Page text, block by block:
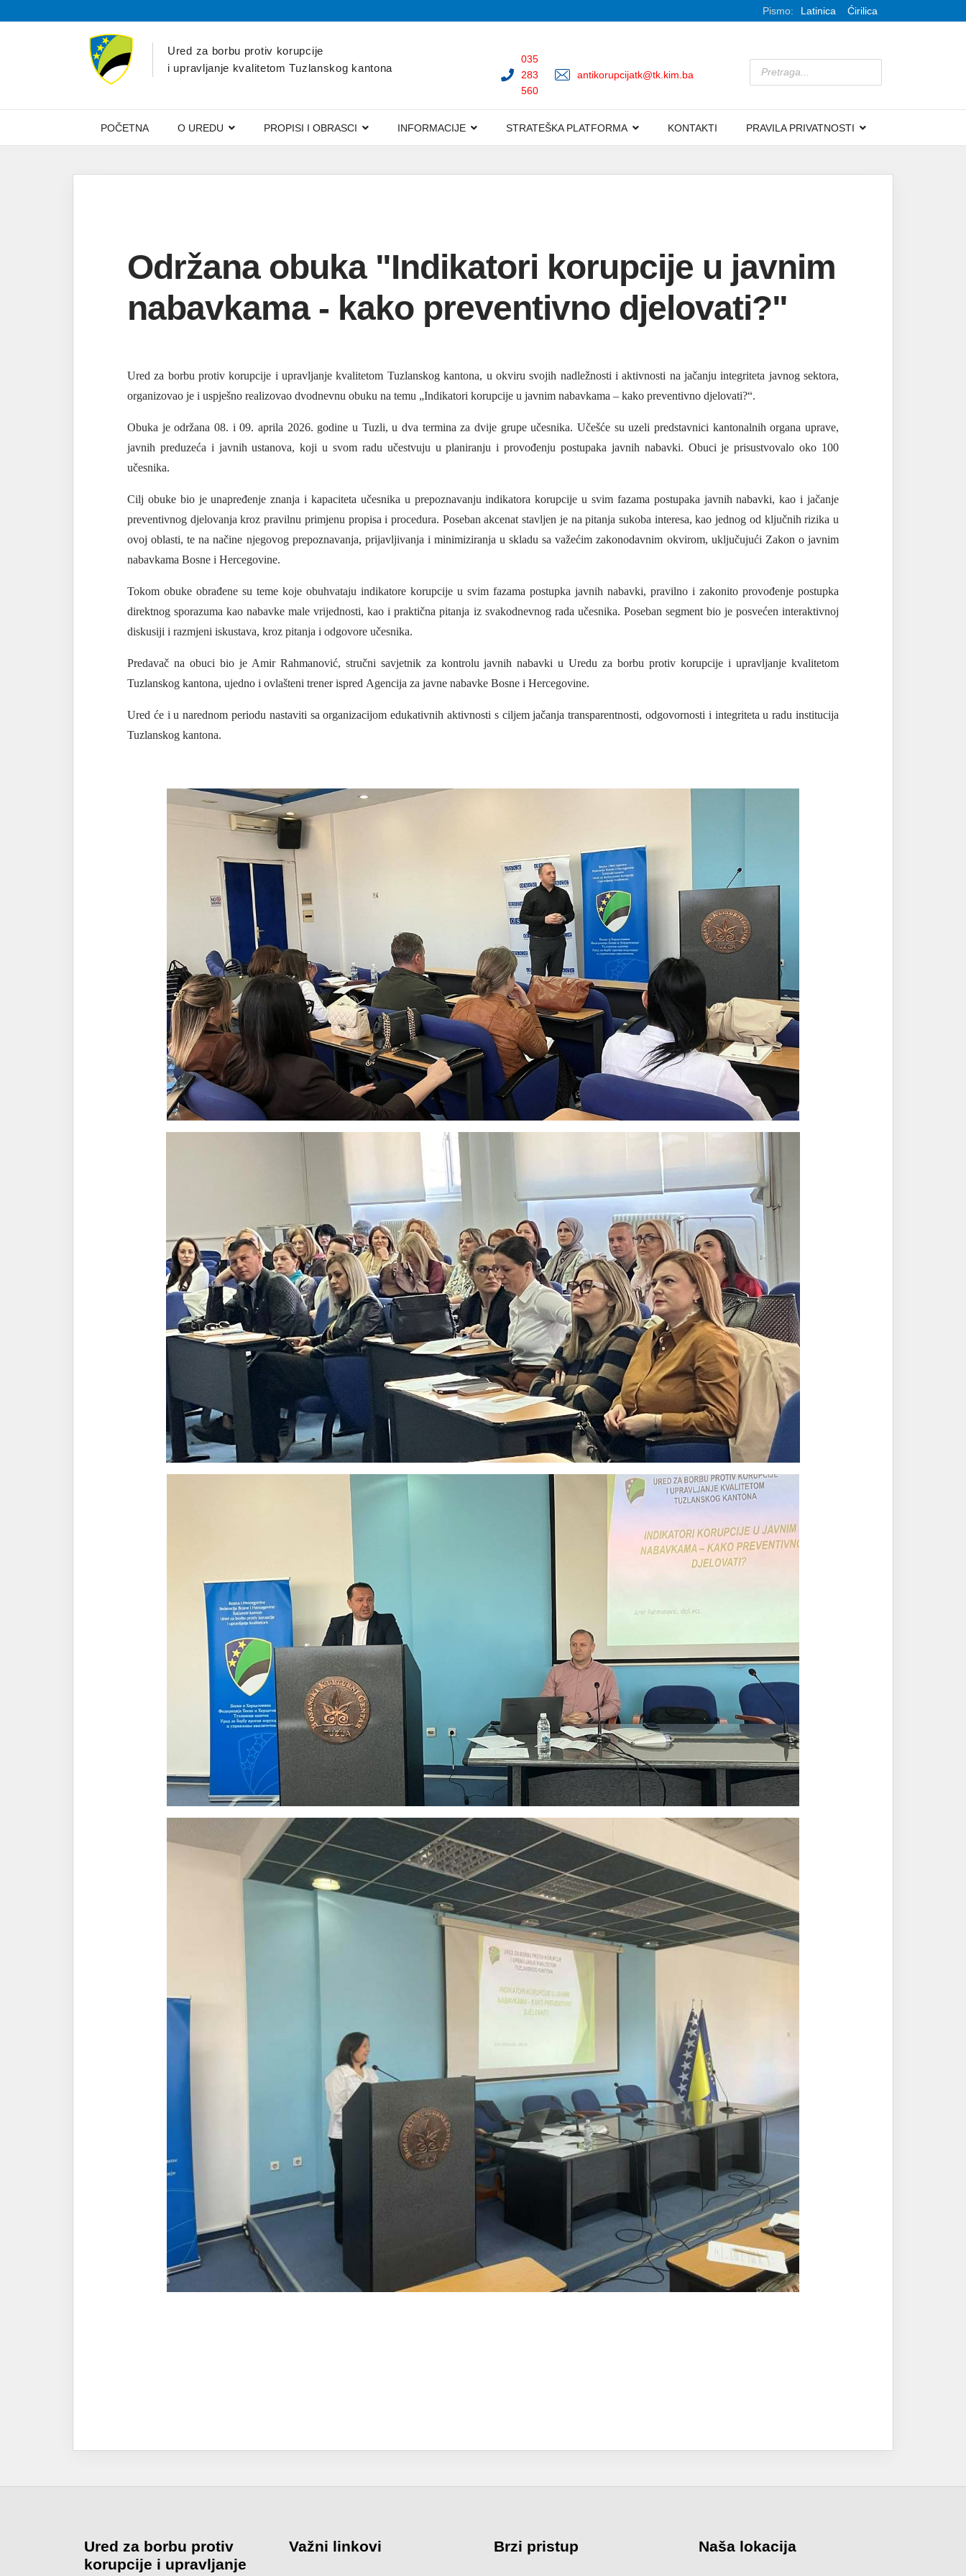
Pismo: Latinica Ćirilica
Ured za borbu protiv korupcije
i upravljanje kvalitetom Tuzlanskog kantona
035
283
560
antikorupcijatk@tk.kim.ba
POČETNA O UREDU PROPISI I OBRASCI INFORMACIJE STRATEŠKA PLATFORMA KONTAKTI PRAVILA PRIVATNOSTI
Održana obuka "Indikatori korupcije u javnim
nabavkama - kako preventivno djelovati?"
Ured za borbu protiv korupcije i upravljanje kvalitetom Tuzlanskog kantona, u okviru svojih nadležnosti i aktivnosti na jačanju integriteta javnog sektora,
organizovao je i uspješno realizovao dvodnevnu obuku na temu „Indikatori korupcije u javnim nabavkama – kako preventivno djelovati?“.
Obuka je održana 08. i 09. aprila 2026. godine u Tuzli, u dva termina za dvije grupe učesnika. Učešće su uzeli predstavnici kantonalnih organa uprave,
javnih preduzeća i javnih ustanova, koji u svom radu učestvuju u planiranju i provođenju postupaka javnih nabavki. Obuci je prisustvovalo oko 100
učesnika.
Cilj obuke bio je unapređenje znanja i kapaciteta učesnika u prepoznavanju indikatora korupcije u svim fazama postupaka javnih nabavki, kao i jačanje
preventivnog djelovanja kroz pravilnu primjenu propisa i procedura. Poseban akcenat stavljen je na pitanja sukoba interesa, kao jednog od ključnih rizika u
ovoj oblasti, te na načine njegovog prepoznavanja, prijavljivanja i minimiziranja u skladu sa važećim zakonodavnim okvirom, uključujući Zakon o javnim
nabavkama Bosne i Hercegovine.
Tokom obuke obrađene su teme koje obuhvataju indikatore korupcije u svim fazama postupka javnih nabavki, pravilno i zakonito provođenje postupka
direktnog sporazuma kao nabavke male vrijednosti, kao i praktična pitanja iz svakodnevnog rada učesnika. Poseban segment bio je posvećen interaktivnoj
diskusiji i razmjeni iskustava, kroz pitanja i odgovore učesnika.
Predavač na obuci bio je Amir Rahmanović, stručni savjetnik za kontrolu javnih nabavki u Uredu za borbu protiv korupcije i upravljanje kvalitetom
Tuzlanskog kantona, ujedno i ovlašteni trener ispred Agencija za javne nabavke Bosne i Hercegovine.
Ured će i u narednom periodu nastaviti sa organizacijom edukativnih aktivnosti s ciljem jačanja transparentnosti, odgovornosti i integriteta u radu institucija
Tuzlanskog kantona.
Ured za borbu protiv
korupcije i upravljanje
Važni linkovi Brzi pristup Naša lokacija